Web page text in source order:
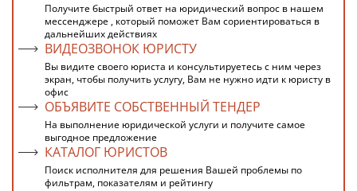
Получите быстрый ответ на юридический вопрос в нашем
мессенджере , который поможет Вам сориентироваться в
дальнейших действиях
ВИДЕОЗВОНОК ЮРИСТУ
Вы видите своего юриста и консультируетесь с ним через
экран, чтобы получить услугу, Вам не нужно идти к юристу в
офис
ОБЪЯВИТЕ СОБСТВЕННЫЙ ТЕНДЕР
На выполнение юридической услуги и получите самое
выгодное предложение
КАТАЛОГ ЮРИСТОВ
Поиск исполнителя для решения Вашей проблемы по
фильтрам, показателям и рейтингу